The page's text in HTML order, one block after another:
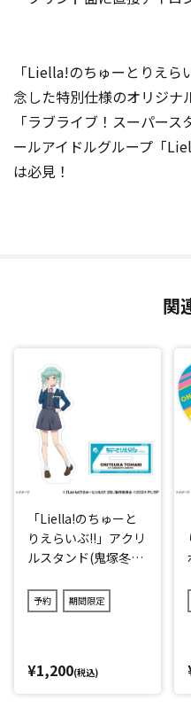
「Liella!のちゅーとりえ
念した特別仕様のオリジナ
「ラブライブ！スーパー
ールアイドルグループ「
は必見！
関
「Liella!のちゅーと
りえらいぶ!!」アクリ
ルスタンド(鬼塚冬
予約 期間限定
¥1,200(税込)